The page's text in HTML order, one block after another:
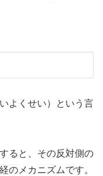
よくせい）という言
ると、その反対側の
のメカニズムです。